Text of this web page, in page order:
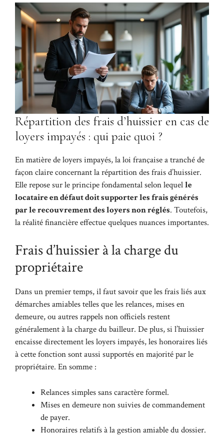
Répartition des frais d’huissier en cas de
loyers impayés : qui paie quoi ?
En matière de loyers impayés, la loi française a tranché de
façon claire concernant la répartition des frais d’huissier.
Elle repose sur le principe fondamental selon lequelle
locataire en défaut doit supporter les frais générés
par le recouvrement des loyers non réglés. Toutefois,
la réalité financière effectue quelques nuances importantes.
Frais d’huissier à la charge du
propriétaire
Dans un premier temps, il faut savoir que les frais liés aux
démarches amiables telles que les relances, mises en
demeure, ou autres rappels non officiels restent
généralement à la charge du bailleur. De plus, si l’huissier
encaisse directement les loyers impayés, les honoraires liés
à cette fonction sont aussi supportés en majorité par le
propriétaire. En somme :
Relances simples sans caractère formel.
Mises en demeure non suivies de commandement
de payer.
Honoraires relatifs à la gestion amiable du dossier.